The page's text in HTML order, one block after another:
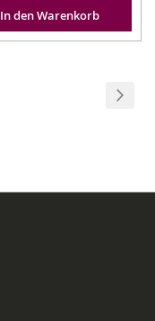
In den Warenkorb